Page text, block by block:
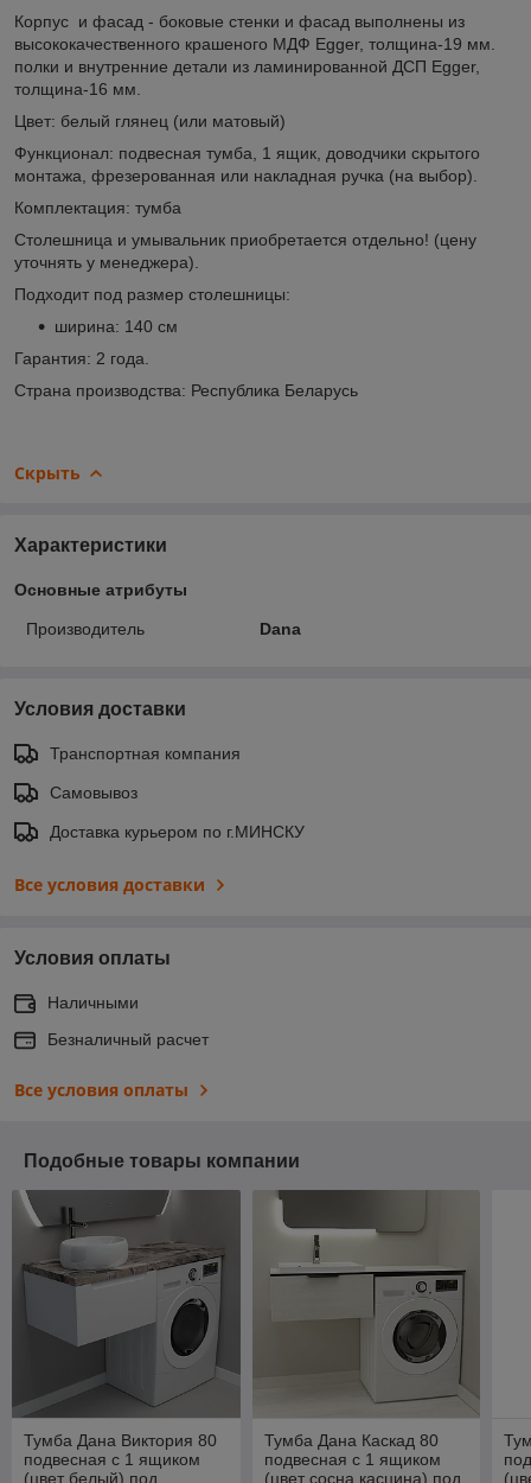
Корпус и фасад - боковые стенки и фасад выполнены из
высококачественного крашеного МДФ Egger, толщина-19 мм.
полки и внутренние детали из ламинированной ДСП Egger,
толщина-16 мм.
Цвет: белый глянец (или матовый)
Функционал: подвесная тумба, 1 ящик, доводчики скрытого
монтажа, фрезерованная или накладная ручка (на выбор).
Комплектация: тумба
Столешница и умывальник приобретается отдельно! (цену
уточнять у менеджера).
Подходит под размер столешницы:
ширина: 140 см
Гарантия: 2 года.
Страна производства: Республика Беларусь
Скрыть
Характеристики
Основные атрибуты
Производитель Dana
Условия доставки
Транспортная компания
Самовывоз
Доставка курьером по г.МИНСКУ
Все условия доставки
Условия оплаты
Наличными
Безналичный расчет
Все условия оплаты
Подобные товары компании
Тумба Дана Виктория 80
подвесная с 1 ящиком
(цвет белый) под
Тумба Дана Каскад 80
подвесная с 1 ящиком
(цвет сосна касцина) под